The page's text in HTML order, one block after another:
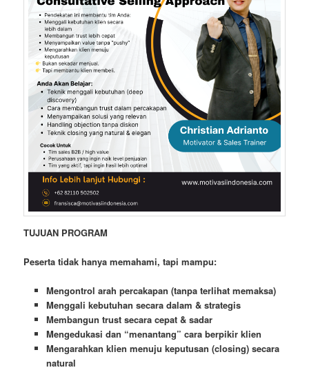
TUJUAN PROGRAM
Peserta tidak hanya memahami, tapi mampu:
Mengontrol arah percakapan (tanpa terlihat memaksa)
Menggali kebutuhan secara dalam & strategis
Membangun trust secara cepat & sadar
Mengedukasi dan “menantang” cara berpikir klien
Mengarahkan klien menuju keputusan (closing) secara
natural